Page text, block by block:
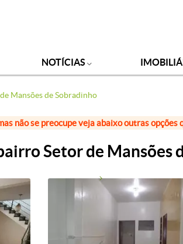
NOTÍCIAS
Mansões de Sobradinho
não se preocupe veja abaixo outras opções
Setor de Mansões